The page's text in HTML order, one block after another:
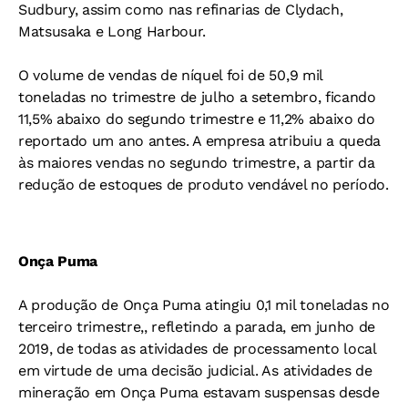
Sudbury, assim como nas refinarias de Clydach,
Matsusaka e Long Harbour.
O volume de vendas de níquel foi de 50,9 mil
toneladas no trimestre de julho a setembro, ficando
11,5% abaixo do segundo trimestre e 11,2% abaixo do
reportado um ano antes. A empresa atribuiu a queda
às maiores vendas no segundo trimestre, a partir da
redução de estoques de produto vendável no período.
Onça Puma
A produção de Onça Puma atingiu 0,1 mil toneladas no
terceiro trimestre,, refletindo a parada, em junho de
2019, de todas as atividades de processamento local
em virtude de uma decisão judicial. As atividades de
mineração em Onça Puma estavam suspensas desde